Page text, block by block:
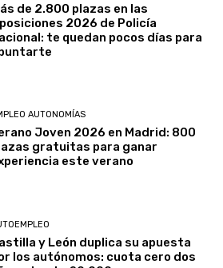
de 2.800 plazas en las
2026 de Policía
te quedan pocos días para
AUTONOMÍAS
Joven 2026 en Madrid: 800
gratuitas para ganar
este verano
y León duplica su apuesta
los autónomos: cuota cero dos